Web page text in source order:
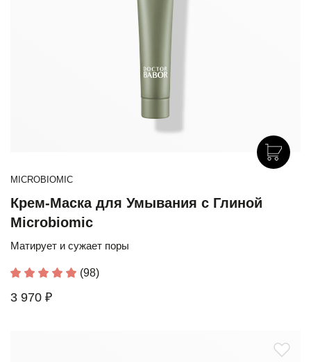
MICROBIOMIC
Крем-Маска для Умывания с Глиной
Microbiomic
Матирует и сужает поры
(98)
3 970 ₽